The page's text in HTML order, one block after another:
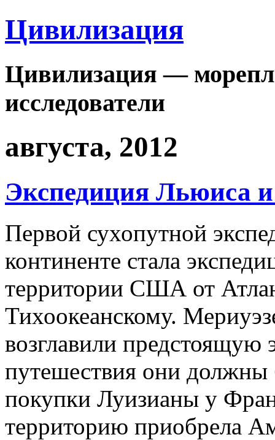
Цивилизация
Цивилизация —
исследователи
августа, 2012
Экспедиция Льюиса
Первой сухопутной
континенте стала
территории США от
Тихоокеанскому.
возглавили
путешествия они должны
покупки Луизианы у
территорию приобрела